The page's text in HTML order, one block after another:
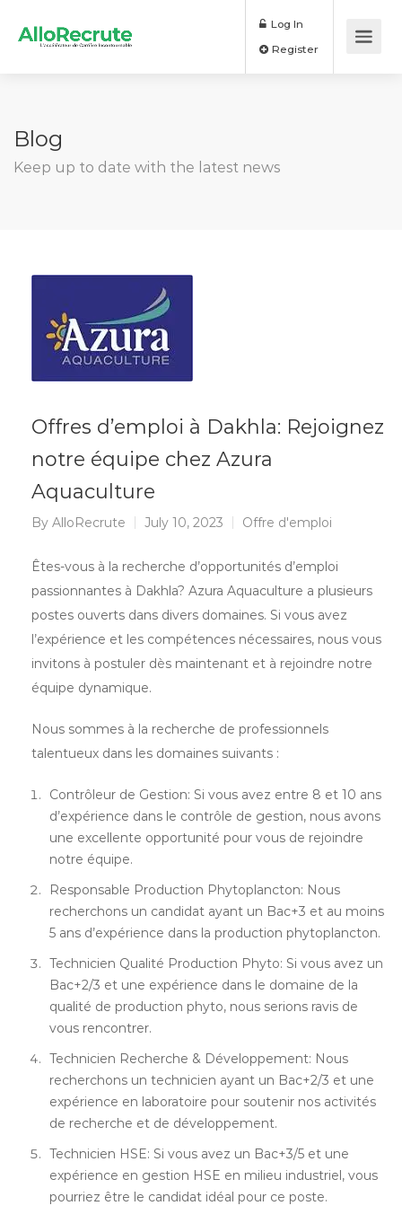
Log In
Blog
Keep up to date with the latest news
Offres d’emploi à Dakhla: Rejoignez
notre équipe chez Azura
Aquaculture
By AlloRecrute July 10, 2023 Offre d'emploi
Êtes-vous à la recherche d’opportunités d’emploi
passionnantes à Dakhla? Azura Aquaculture a plusieurs
postes ouverts dans divers domaines. Si vous avez
l’expérience et les compétences nécessaires, nous vous
invitons à postuler dès maintenant et à rejoindre notre
équipe dynamique.
Nous sommes à la recherche de professionnels
talentueux dans les domaines suivants :
Contrôleur de Gestion: Si vous avez entre 8 et 10 ans
d’expérience dans le contrôle de gestion, nous avons
une excellente opportunité pour vous de rejoindre
notre équipe.
Responsable Production Phytoplancton: Nous
recherchons un candidat ayant un Bac+3 et au moins
5 ans d’expérience dans la production phytoplancton.
Technicien Qualité Production Phyto: Si vous avez un
Bac+2/3 et une expérience dans le domaine de la
qualité de production phyto, nous serions ravis de
vous rencontrer.
Technicien Recherche & Développement: Nous
recherchons un technicien ayant un Bac+2/3 et une
expérience en laboratoire pour soutenir nos activités
de recherche et de développement.
Technicien HSE: Si vous avez un Bac+3/5 et une
expérience en gestion HSE en milieu industriel, vous
pourriez être le candidat idéal pour ce poste.